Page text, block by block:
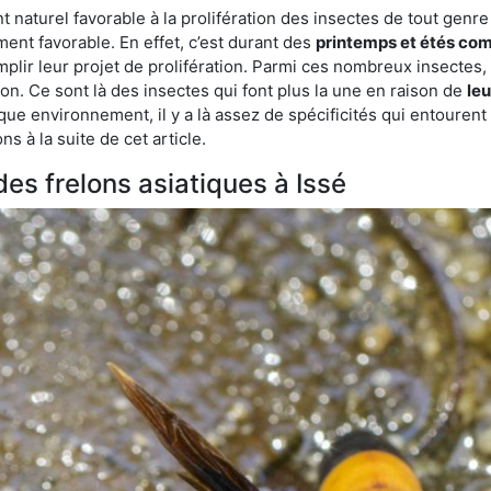
naturel favorable à la prolifération des insectes de tout
favorable. En effet, c’est durant des printemps et étés
leur projet de prolifération. Parmi ces nombreux
Ce sont là des insectes qui font plus la une en raison de
environnement, il y a là assez de spécificités qui
à la suite de cet article.
frelons asiatiques à Issé